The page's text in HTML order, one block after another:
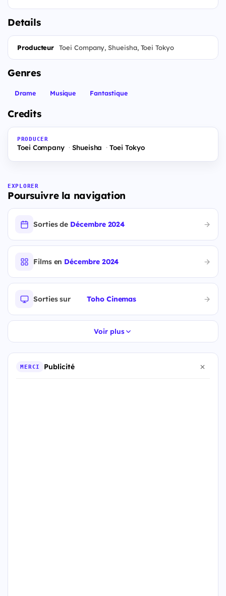
Details
Producteur Toei Company, Shueisha, Toei Tokyo
Genres
Drame Musique Fantastique
Credits
PRODUCER
Toei Company Shueisha Toei Tokyo
EXPLORER
Poursuivre la navigation
Sorties de Décembre 2024
Films en Décembre 2024
Sorties sur Toho Cinemas
Voir plus
MERCI Publicité